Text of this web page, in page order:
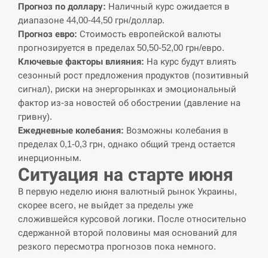
СЕРПЕНЬ
13:40
Біля українського літака в аеропорту Лейпцига
виявили дрон, ймовірно, з…
СЕРПЕНЬ
13:23
“Они должны быть уничтожены”: в МИДе
ответили, как отреагируют на…
СЕРПЕНЬ
13:10
Тайвань проводить найбільші військові
навчання на тлі загрози вторгнення з…
СЕРПЕНЬ
12:53
США обсуждают лицензии на Patriot для
Прогноз по доллару: Наличный курс ожидается в
диапазоне 44,00-44,50 грн/доллар.
Прогноз евро: Стоимость европейской валюты
прогнозируется в пределах 50,50-52,00 грн/евро.
Ключевые факторы влияния: На курс будут влиять
сезонный рост предложения продуктов (позитивный
сигнал), риски на энергорынках и эмоциональный
фактор из-за новостей об обострении (давление на
гривну).
Ежедневные колебания: Возможны колебания в
пределах 0,1-0,3 грн, однако общий тренд остается
инерционным.
Ситуация на старте июня
В первую неделю июня валютный рынок Украины,
скорее всего, не выйдет за пределы уже
сложившейся курсовой логики. После относительно
сдержанной второй половины мая оснований для
резкого пересмотра прогнозов пока немного.